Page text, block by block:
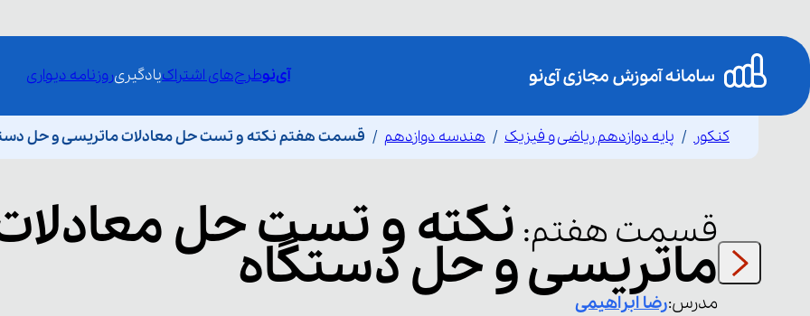
آی‌نوطرح‌های اشتراکیادگیریروزنامه دیواری
کنکور پایه دوازدهم ریاضی و فیزیک هندسه دوازدهم قسمت هفتم نکته و تست حل معادلات ماتریسی و حل
قسمت هفتم: نکته و تست حل
ماتریسی و حل دستگاه
مدرس:رضاابراهیمی